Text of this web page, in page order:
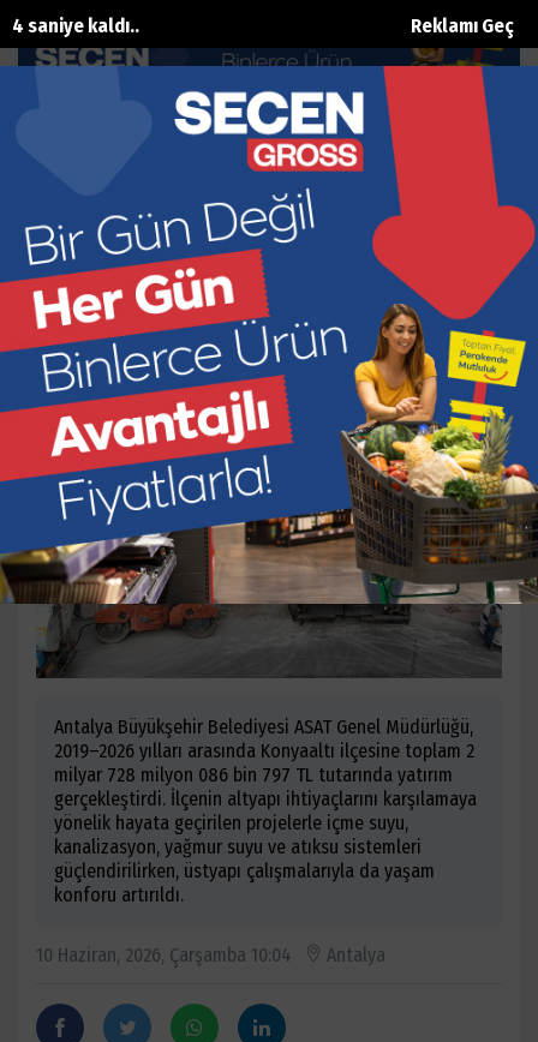
Reklamı Geç
3 saniye kaldı..
ASAT’tan Konyaaltı’na 2.7 Milyar
TL’lik yatırım
Ana Sayfa Gündem
Antalya Büyükşehir Belediyesi ASAT Genel Müdürlüğü,
2019–2026 yılları arasında Konyaaltı ilçesine toplam 2
milyar 728 milyon 086 bin 797 TL tutarında yatırım
gerçekleştirdi. İlçenin altyapı ihtiyaçlarını karşılamaya
yönelik hayata geçirilen projelerle içme suyu,
kanalizasyon, yağmur suyu ve atıksu sistemleri
güçlendirilirken, üstyapı çalışmalarıyla da yaşam
konforu artırıldı.
10 Haziran, 2026, Çarşamba 10:04 Antalya